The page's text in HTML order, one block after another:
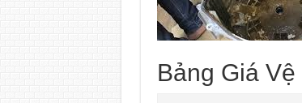
Bảng Giá